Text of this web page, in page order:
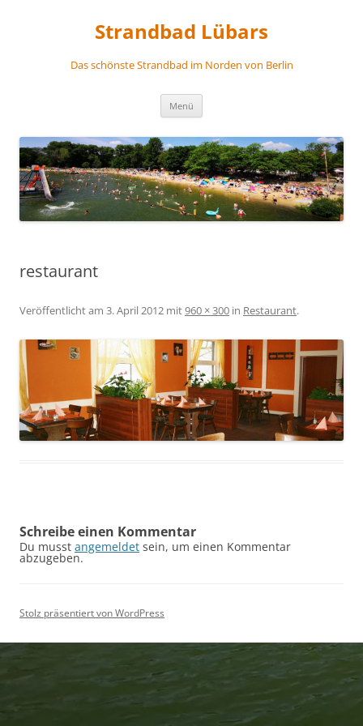
Strandbad Lübars
Das schönste Strandbad im Norden von Berlin
Menü
restaurant
Veröffentlicht am 3. April 2012 mit960 × 300 in Restaurant.
Schreibe einen Kommentar
Du musst angemeldet sein, um einen Kommentar
abzugeben.
Stolz präsentiert von WordPress